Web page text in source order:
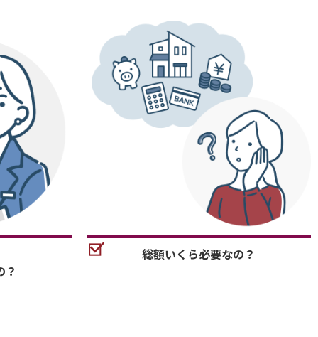
？
総額いくら必要なの？